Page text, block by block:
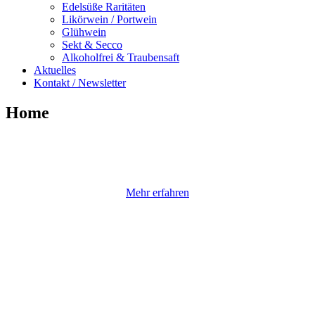
Edelsüße Raritäten
Likörwein / Portwein
Glühwein
Sekt & Secco
Alkoholfrei & Traubensaft
Aktuelles
Kontakt / Newsletter
Home
Mehr erfahren